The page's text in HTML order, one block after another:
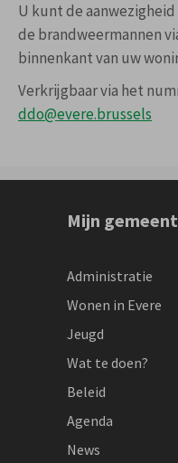
U kunt de
de brandweermannen
binnenkant van uw
Verkrijgbaar via het
ddo@evere.brussels
Mijn
Administratie
Wonen in Evere
Jeugd
Wat te doen?
Beleid
Agenda
News